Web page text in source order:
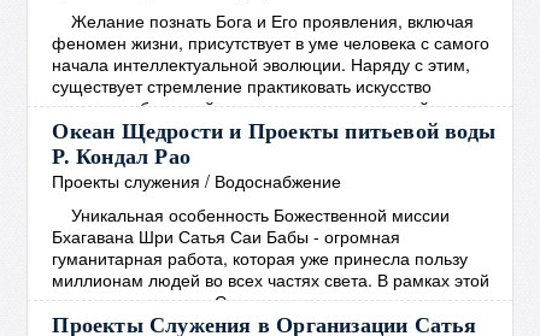
Желание познать Бога и Его проявления, включая
феномен жизни, присутствует в уме человека с самого
начала интеллектуальной эволюции. Наряду с этим,
существует стремление практиковать искусство
излечения болезней и различных повреждений
человеческой формы. Эти два желания идут рука об
руку. Веды, которые представляют собой самый древний
документ Духовности, изобилуют примерами как мыслей
о Боге, так и мыслей о врачебном искусстве.
Океан Щедрости и Проекты питьевой воды
Р. Кондал Рао
Проекты служения / Водоснабжение
Уникальная особенность Божественной миссии
Бхагавана Шри Сатья Саи Бабы - огромная
гуманитарная работа, которая уже принесла пользу
миллионам людей во всех частях света. В рамках этой
миссии в интересах Служения человечеству
Центральным трастом Шри Сатья Саи под Милостивым
Проекты Служения в Организации Сатья